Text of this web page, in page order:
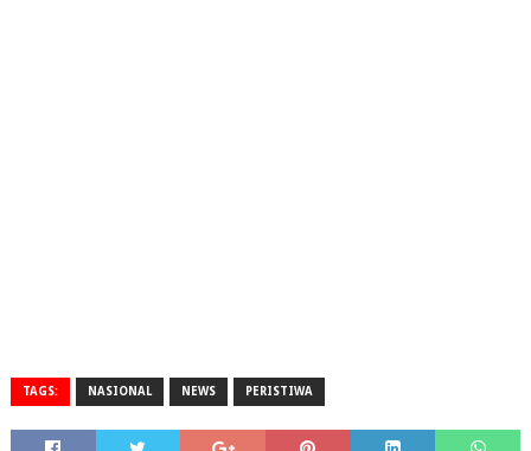
TAGS: NASIONAL NEWS PERISTIWA